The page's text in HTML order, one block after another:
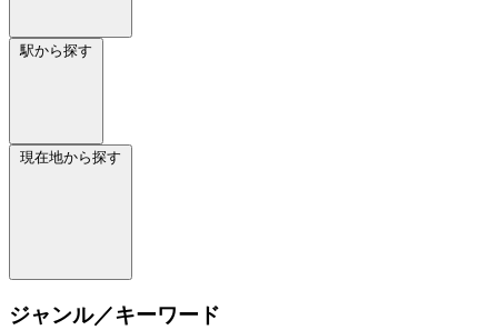
駅から探す
現在地から探す
ジャンル／キーワード